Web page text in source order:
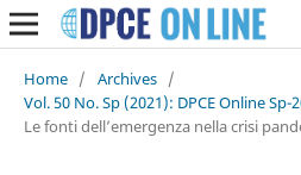
Home / Archives /
Vol. 50 No. Sp (2021): DPCE Online Sp-
Le fonti dell’emergenza nella crisi